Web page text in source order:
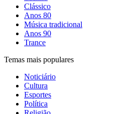
Clássico
Anos 80
Música tradicional
Anos 90
Trance
Temas mais populares
Noticiário
Cultura
Esportes
Política